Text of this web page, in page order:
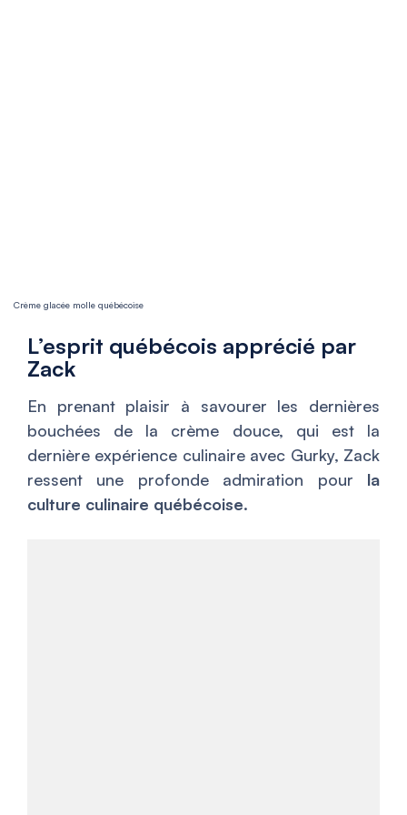
Crème glacée molle québécoise
L’esprit québécois apprécié par
Zack
En prenant plaisir à savourer les dernières
bouchées de la crème douce, qui est la
dernière expérience culinaire avec Gurky, Zack
ressent une profonde admiration pour la
culture culinaire québécoise.